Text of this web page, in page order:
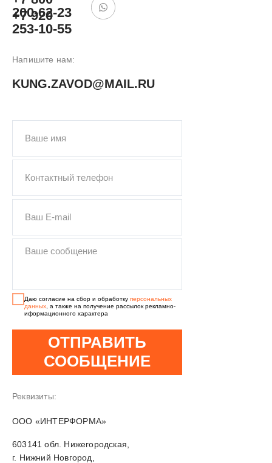
Реквизиты:
OOO «ИНТЕРФОРМА»
603141 обл. Нижегородская,
г. Нижний Новгород,
200-62-23
+7 920
253-10-55
Напишите нам:
KUNG.ZAVOD@MAIL.RU
Даю согласие на сбор и обработку персональных
данных , а также на получение рассылок рекламно-
иформационного характера
ОТПРАВИТЬ
СООБЩЕНИЕ
КУНГ